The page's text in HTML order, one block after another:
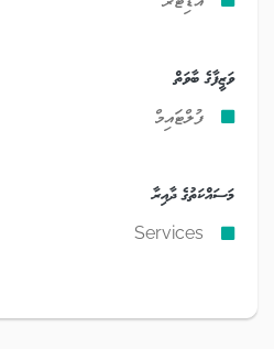
ވަޒީފާގެ ބާވަތް
ފުލްޓައިމް
މަސައްކަތުގެ ދާއިރާ
Services